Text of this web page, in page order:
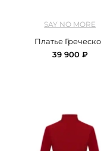
SAY NO MORE
Платье
39 900 ₽